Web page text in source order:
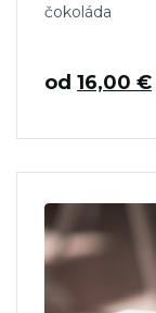
čokoláda
od 16,00 €